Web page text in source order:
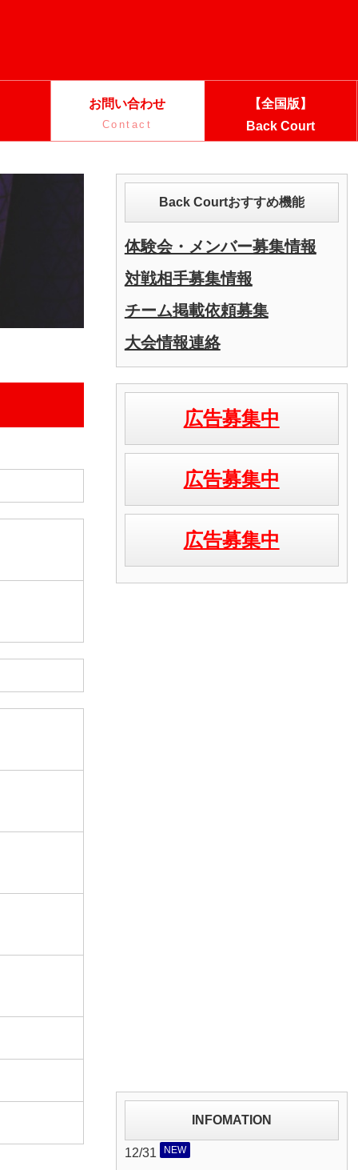
お問い合わせ
Contact
【全国版】
Back Court
Back Courtおすすめ機能
体験会・メンバー募集情報
対戦相手募集情報
チーム掲載依頼募集
大会情報連絡
広告募集中
広告募集中
広告募集中
INFOMATION
12/31 NEW